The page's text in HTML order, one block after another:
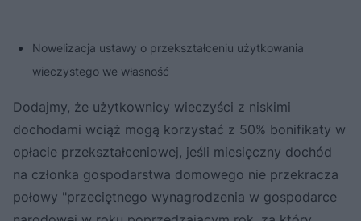
Nowelizacja ustawy o przekształceniu użytkowania
wieczystego we własność
Dodajmy, że użytkownicy wieczyści z niskimi
dochodami wciąż mogą korzystać z 50% bonifikaty w
opłacie przekształceniowej, jeśli miesięczny dochód
na członka gospodarstwa domowego nie przekracza
połowy "przeciętnego wynagrodzenia w gospodarce